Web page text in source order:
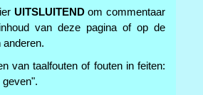
UITSLUITENDom commentaar
van deze pagina of op de
van taalfouten of fouten in feiten:
geven".